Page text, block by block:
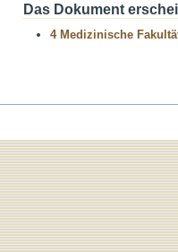
Das Dokument
4 Medizinische